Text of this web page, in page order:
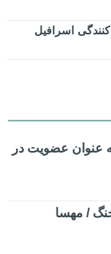
اسرافیل
عنوان عضویت در
/ مهسا